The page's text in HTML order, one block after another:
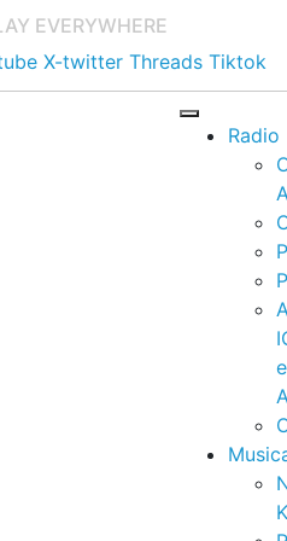
EVERYWHERE
X-twitter Threads Tiktok
Radio
e